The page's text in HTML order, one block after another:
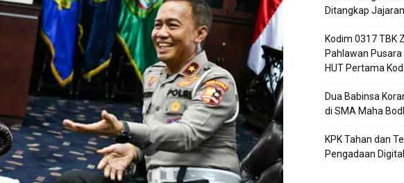
Ditangkap
Kodim 0317 TBK
Pahlawan
HUT Pertama
Dua Babinsa
di SMA Maha
KPK Tahan dan
Pengadaan